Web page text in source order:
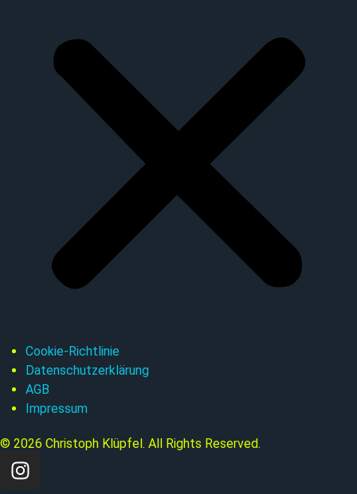
Cookie-Richtlinie
Datenschutzerklärung
AGB
Impressum
© 2026 Christoph Klüpfel. All Rights Reserved.